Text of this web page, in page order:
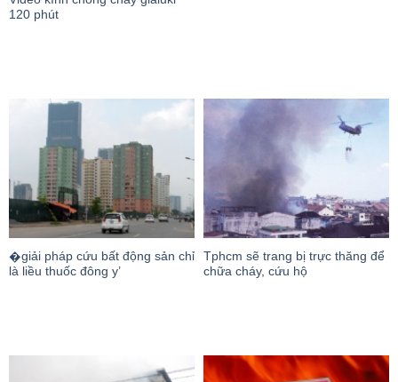
120 phút
�giải pháp cứu bất động sản chỉ
là liều thuốc đông y’
Tphcm sẽ trang bị trực thăng để
chữa cháy, cứu hộ